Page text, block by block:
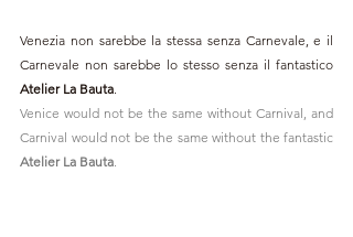
Venezia non sarebbe la stessa senza Carnevale, e il
Atelier La Bauta.
Venice would not be the same without Carnival, and
Atelier La Bauta.